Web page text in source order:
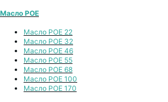
Масло POE
Масло POE 22
Масло POE 32
Масло POE 46
Масло POE 55
Масло POE 68
Масло POE 100
Масло POE 170